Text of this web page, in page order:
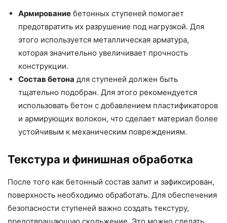
Армирование бетонных ступеней помогает
предотвратить их разрушение под нагрузкой. Для
этого используется металлическая арматура,
которая значительно увеличивает прочность
конструкции.
Состав бетона для ступеней должен быть
тщательно подобран. Для этого рекомендуется
использовать бетон с добавлением пластификаторов
и армирующих волокон, что сделает материал более
устойчивым к механическим повреждениям.
Текстура и финишная обработка
После того как бетонный состав залит и зафиксирован,
поверхность необходимо обработать. Для обеспечения
безопасности ступеней важно создать текстуру,